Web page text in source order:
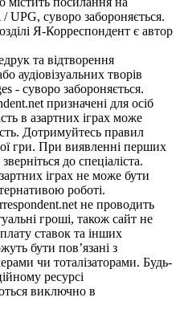
UPG, суворо забороняється.
Я-Корреспондент є автор
та відтворення
аудіовізуальних творів
- суворо забороняється.
призначені для осіб
в азартних іграх може
Дотримуйтесь правил
гри. При виявленні перших
до спеціаліста.
іграх не може бути
роботі.
не проводить
гроші, також сайт не
ставок та інших
бути пов’язані з
чи тоталізаторами. Будь-
ресурсі
виключно в